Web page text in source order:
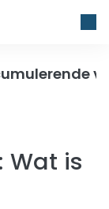
Wat is